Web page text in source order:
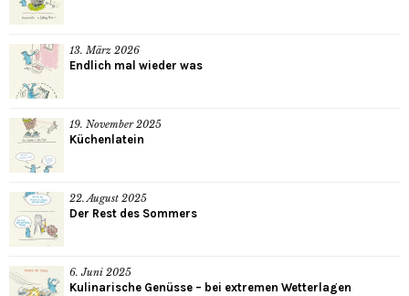
13. März 2026
Endlich mal wieder was
19. November 2025
Küchenlatein
22. August 2025
Der Rest des Sommers
6. Juni 2025
Kulinarische Genüsse – bei extremen Wetterlagen